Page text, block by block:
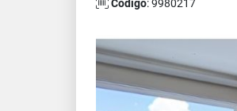
Código: 9980217